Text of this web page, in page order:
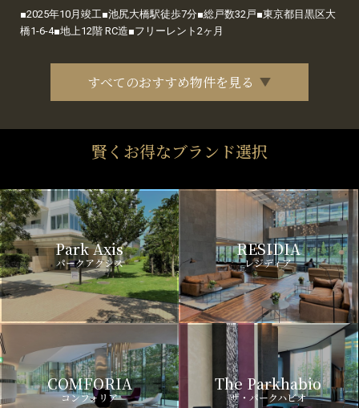
■2025年10月竣工■池尻大橋駅徒歩7分■総戸数32戸■東京都目黒区大
橋1-6-4■地上12階 RC造■フリーレント2ヶ月
すべてのおすすめ物件を見る
賢くお得なブランド選択
Park Axis
パークアクシス
RESIDIA
レジディア
COMFORIA
コンフォリア
The Parkhabio
ザ・パークハビオ